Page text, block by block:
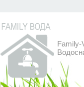
Family-